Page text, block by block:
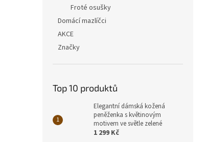
Froté osušky
Domácí mazlíčci
AKCE
Značky
Top 10 produktů
Elegantní dámská kožená
peněženka s květinovým
motivem ve světle zelené
1 299 Kč